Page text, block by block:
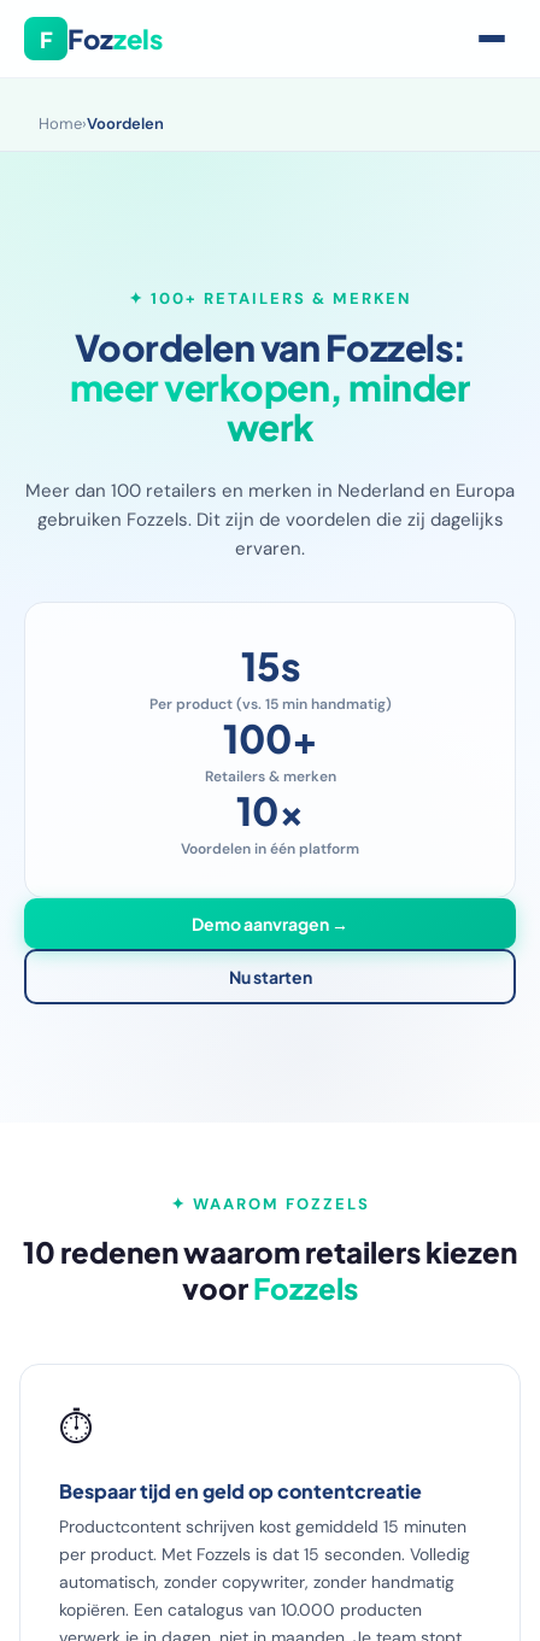
F Fozzels
Home›Voordelen
✦ 100+ RETAILERS & MERKEN
Voordelen van Fozzels:
meer verkopen, minder
werk
Meer dan 100 retailers en merken in Nederland en Europa
gebruiken Fozzels. Dit zijn de voordelen die zij dagelijks
ervaren.
15s
Per product (vs. 15 min handmatig)
100+
Retailers & merken
10x
Voordelen in één platform
Demo aanvragen →
Nu starten
✦ WAAROM FOZZELS
10 redenen waarom retailers kiezen
voorFozzels
⏱️
Bespaar tijd en geld op contentcreatie
Productcontent schrijven kost gemiddeld 15 minuten
per product. Met Fozzels is dat 15 seconden. Volledig
automatisch, zonder copywriter, zonder handmatig
kopiëren. Een catalogus van 10.000 producten